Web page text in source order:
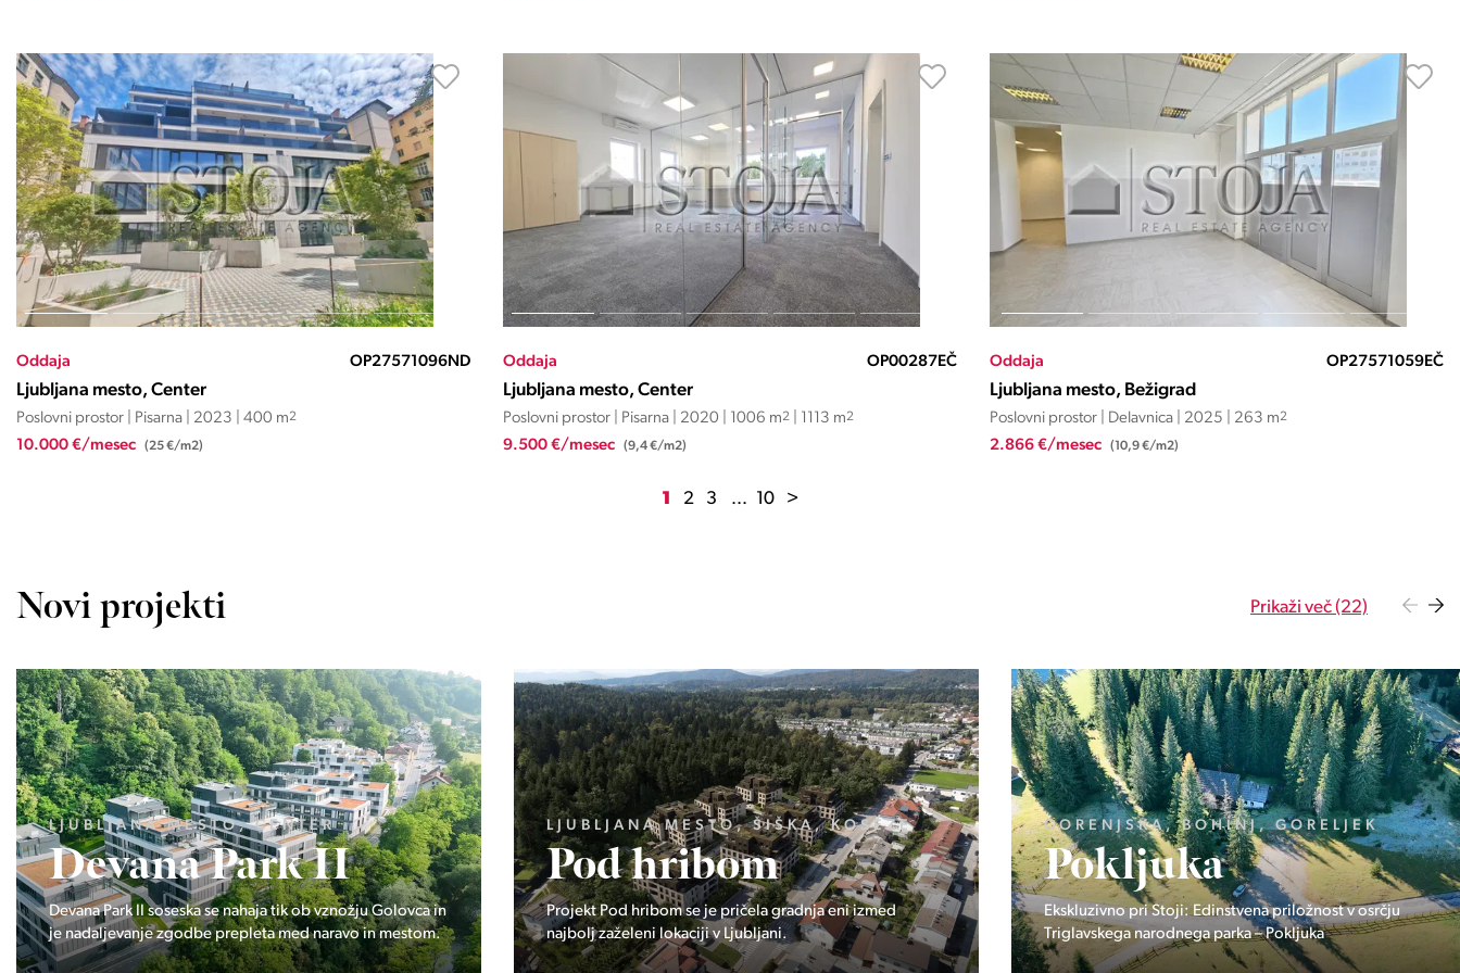
Oddaja OP27571096ND
Ljubljana mesto, Center
Poslovni prostor | Pisarna | 2023 | 400 m2
10.000 €/mesec (25 €/m2)
Oddaja OP00287EČ
Ljubljana mesto, Center
Poslovni prostor | Pisarna | 2020 | 1006 m2| 1113 m2
9.500 €/mesec (9,4 €/m2)
Oddaja OP27571059EČ
Ljubljana mesto, Bežigrad
Poslovni prostor | Delavnica | 2025 | 263 m2
2.866 €/mesec (10,9 €/m2)
1 2 3 ... 10 >
Novi projekti Prikaži več (22)
LJUBLJANA MESTO, ŠIŠKA, KOSEZE
Pod hribom
Projekt Pod hribom se je pričela gradnja eni izmed
najbolj zaželeni lokaciji v Ljubljani.
GORENJSKA, BOHINJ, GORELJEK
Pokljuka
Ekskluzivno pri Stoji: Edinstvena priložnost v osrčju
Triglavskega narodnega parka – Pokljuka
OBALNO - KRAŠKA, PIRAN, PORTOROŽ
Vila Olea
Zasebna rezidenca treh ekskluzivnih domov v Portorožu.